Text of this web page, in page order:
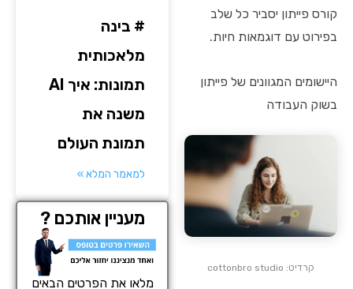
קורס פייתון יסביר כל שלב
בפירוט עם דוגמאות חיות.
היישומים המגוונים של פייתון
בשוק העבודה
קרדיט: cottonbro studio
# בינה
מלאכותית
תמונות: איך AI
משנה את
תמונת העולם
למאמר המלא »
מעניין אותכם ?
מלאו את הפרטים הבאים